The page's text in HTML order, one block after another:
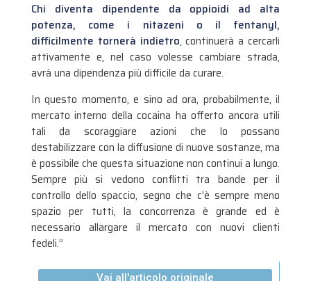
Chi diventa dipendente da oppioidi ad alta
potenza, come i nitazeni o il fentanyl,
difficilmente tornerà indietro, continuerà a cercarli
attivamente e, nel caso volesse cambiare strada,
avrà una dipendenza più difficile da curare.
In questo momento, e sino ad ora, probabilmente, il
mercato interno della cocaina ha offerto ancora utili
tali da scoraggiare azioni che lo possano
destabilizzare con la diffusione di nuove sostanze, ma
è possibile che questa situazione non continui a lungo.
Sempre più si vedono conflitti tra bande per il
controllo dello spaccio, segno che c’è sempre meno
spazio per tutti, la concorrenza è grande ed è
necessario allargare il mercato con nuovi clienti
fedeli.”
Vai all'articolo originale